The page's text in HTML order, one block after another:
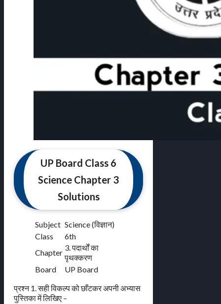
UP Board Class 6
Science Chapter 3
Solutions
Subject Science (विज्ञान)
Class
6th
Chapter
3. पदार्थों का
पृथक्करण
Board
UP Board
प्रश्न 1. सही विकल्प को छाँटकर अपनी अभ्यास
पुस्तिका में लिखिए –